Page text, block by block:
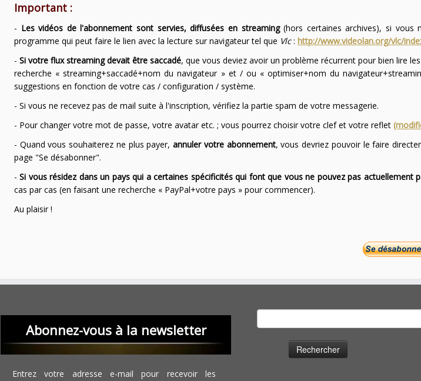
Important :
- Les vidéos de l'abonnement sont servies, diffusées en streaming(hors certaines archives), si vous
programme qui peut faire le lien avec la lecture sur navigateur tel que Vlc: http://www.videolan.org/vlc/
- Si votre flux streaming devait être saccadé, que vous deviez avoir un problème récurrent pour bien lire
recherche « streaming+saccadé+nom du navigateur » et / ou « optimiser+nom du
suggestions en fonction de votre cas / configuration / système.
- Si vous ne recevez pas de mail suite à l'inscription, vérifiez la partie spam de votre messagerie.
- Pour changer votre mot de passe, votre avatar etc. ; vous pourrez choisir votre clef et votre reflet
- Quand vous souhaiterez ne plus payer,annuler votre abonnement, vous devriez pouvoir le faire
page "Se désabonner".
-Si vous résidez dans un pays qui a certaines spécificités qui font que vous ne pouvez pas actuellement
cas par cas (en faisant une recherche « PayPal+votre pays » pour commencer).
Au plaisir !
Abonnez-vous à la newsletter
Entrez votre adresse e-mail pour recevoir les